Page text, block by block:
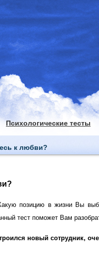
Психологические тесты
к любви?
позицию в жизни Вы
тест поможет Вам
новый сотрудник,